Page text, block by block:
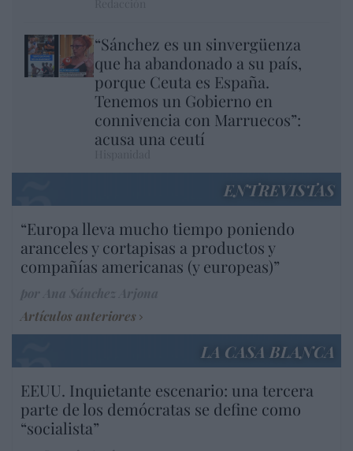
“Sánchez es un sinvergüenza
que ha abandonado a su país,
porque Ceuta es España.
Tenemos un Gobierno en
connivencia con Marruecos”:
acusa una ceutí
ENTREVISTAS
“Europa lleva mucho tiempo poniendo
aranceles y cortapisas a productos y
compañías americanas (y europeas)”
Artículos anteriores
LA CASA BLANCA
EEUU. Inquietante escenario: una tercera
parte de los demócratas se define como
“socialista”